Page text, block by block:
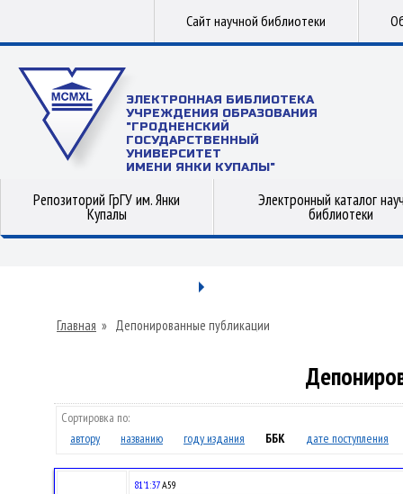
Сайт научной библиотеки
ЭЛЕКТРОННАЯ БИБЛИОТЕКА
УЧРЕЖДЕНИЯ ОБРАЗОВАНИЯ
"ГРОДНЕНСКИЙ
ГОСУДАРСТВЕННЫЙ
УНИВЕРСИТЕТ
ИМЕНИ ЯНКИ КУПАЛЫ"
Репозиторий ГрГУ им. Янки
Купалы
Электронный каталог
библиотеки
Главная » Депонированные публикации
Сортировка по:
автору
названию году издания ББК дате поступления
81'1:37А59